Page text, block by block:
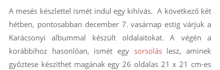
A mesés készlettel ismét indul egy kihívás. A következő két
hétben, pontosabban december 7. vasárnap estig várjuk a
Karácsonyi albummal készült oldalaitokat. A végén a
korábbihoz hasonlóan, ismét egy sorsoláslesz, aminek
győztese készíthet magának egy 26 oldalas 21 x 21 cm-es